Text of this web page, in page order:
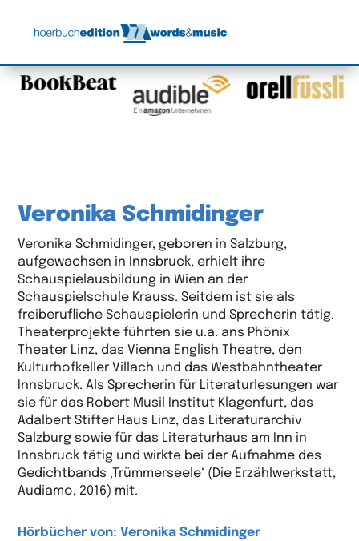
Veronika Schmidinger
Veronika Schmidinger, geboren in Salzburg,
aufgewachsen in Innsbruck, erhielt ihre
Schauspielausbildung in Wien an der
Schauspielschule Krauss. Seitdem ist sie als
freiberufliche Schauspielerin und Sprecherin tätig.
Theaterprojekte führten sie u.a. ans Phönix
Theater Linz, das Vienna English Theatre, den
Kulturhofkeller Villach und das Westbahntheater
Innsbruck. Als Sprecherin für Literaturlesungen war
sie für das Robert Musil Institut Klagenfurt, das
Adalbert Stifter Haus Linz, das Literaturarchiv
Salzburg sowie für das Literaturhaus am Inn in
Innsbruck tätig und wirkte bei der Aufnahme des
Gedichtbands ‚Trümmerseele‘ (Die Erzählwerkstatt,
Audiamo, 2016) mit.
Hörbücher von: Veronika Schmidinger